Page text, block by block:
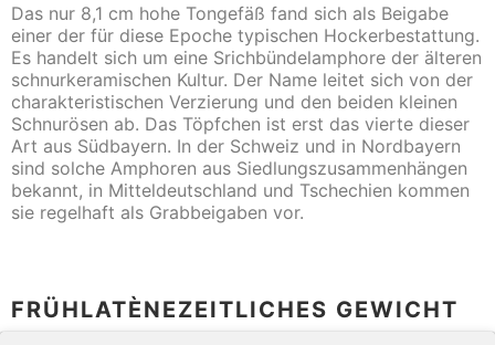
Das nur 8,1 cm hohe Tongefäß fand sich als Beigabe
einer der für diese Epoche typischen Hockerbestattung.
Es handelt sich um eine Srichbündelamphore der älteren
schnurkeramischen Kultur. Der Name leitet sich von der
charakteristischen Verzierung und den beiden kleinen
Schnurösen ab. Das Töpfchen ist erst das vierte dieser
Art aus Südbayern. In der Schweiz und in Nordbayern
sind solche Amphoren aus Siedlungszusammenhängen
bekannt, in Mitteldeutschland und Tschechien kommen
sie regelhaft als Grabbeigaben vor.
FRÜHLATÈNEZEITLICHES GEWICHT